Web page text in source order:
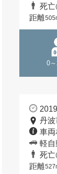
死亡
距離
0
丹
車両
軽自
死亡
距離